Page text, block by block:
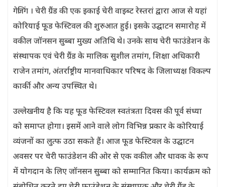
गेजिंग । चेरी ग्रैंड की एक इकाई चेरी वाइब्ट रेस्‍तरां द्वारा आज से यहां
कोरियाई फूड फेस्टिवल की शुरुआत हुई। इसके उद्घाटन समारोह में
वकील जॉनसन सुब्बा मुख्य अतिथि थे। उनके साथ चेरी फाउंडेशन के
संस्थापक एवं चेरी ग्रैंड के मालिक सुशील तमांग, शिक्षा अधिकारी
राजेन तमांग, अंतर्राष्ट्रीय मानवाधिकार परिषद के जिलाध्यक्ष विकल्प
कार्की और अन्य उपस्थित थे।
उल्लेखनीय है कि यह फूड फेस्टिवल स्वतंत्रता दिवस की पूर्व संध्या
को समाप्त होगा। इसमें आने वाले लोग विभिन्न प्रकार के कोरियाई
व्यंजनों का लुत्फ उठा सकते हैं। आज फूड फेस्टिवल के उद्घाटन
अवसर पर चेरी फाउंडेशन की ओर से एक वकील और धावक के रूप
में योगदान के लिए जॉनसन सुब्बा को सम्मानित किया। कार्यक्रम को